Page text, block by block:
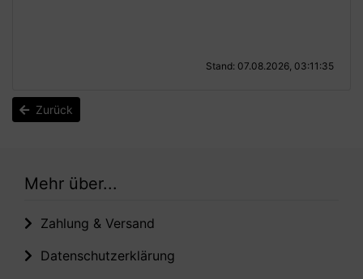
Stand: 07.08.2026, 03:11:35
Zurück
Mehr über...
Zahlung & Versand
Datenschutzerklärung